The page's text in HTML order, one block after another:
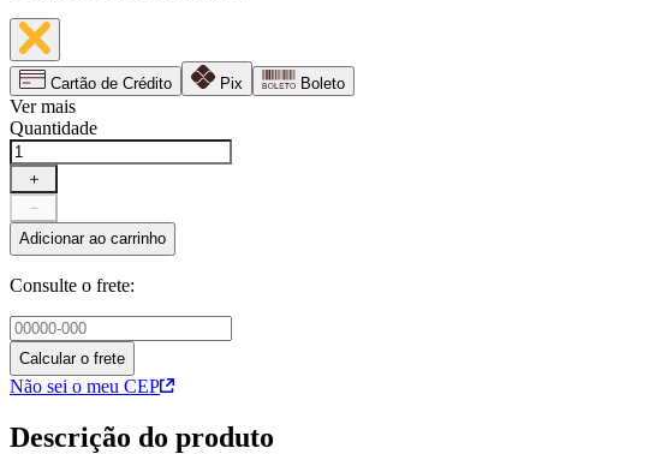
Cartão de Crédito Pix Boleto
Ver mais
Quantidade
＋
－
Adicionar ao carrinho
Consulte o frete:
Calcular o frete
Não sei o meu CEP
Descrição do produto